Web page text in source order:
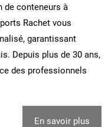
de conteneurs à
Rachet vous
garantissant
Depuis plus de 30 ans,
des professionnels
En savoir plus